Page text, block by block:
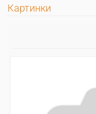
Картинки